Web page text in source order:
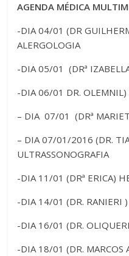
AGENDA MÉDICA
-DIA 04/01 (DR
ALERGOLOGIA
-DIA 05/01 (DRª
-DIA 06/01 DR.
– DIA 07/01 (DRª
– DIA 07/01/2016 (DR.
ULTRASSONOGRAFIA
-DIA 11/01 (DRª ERICA)
-DIA 14/01 (DR. RANIERI
-DIA 16/01 (DR.
-DIA 18/01 (DR. MARCOS